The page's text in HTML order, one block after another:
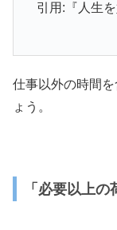
引用:『人生
仕事以外の時間
ょう。
「必要以上